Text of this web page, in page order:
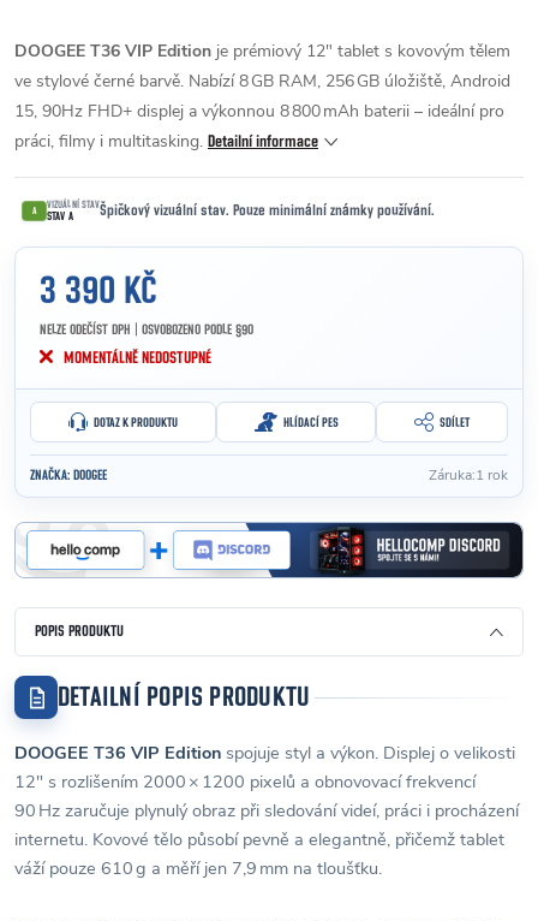
DOOGEE T36 VIP Edition je prémiový 12″ tablet s kovovým tělem
ve stylové černé barvě. Nabízí 8 GB RAM, 256 GB úložiště, Android
15, 90Hz FHD+ displej a výkonnou 8 800 mAh baterii – ideální pro
práci, filmy i multitasking. Detailní informace
A VIZUÁLNÍ STAV
STAV A Špičkový vizuální stav. Pouze minimální známky používání.
3 390 KČ
NELZE ODEČÍST DPH | OSVOBOZENO PODLE §90
Měrná cena:
MOMENTÁLNĚ NEDOSTUPNÉ
DOTAZ K PRODUKTU HLÍDACÍ PES SDÍLET
ZNAČKA: DOOGEE Záruka:1 rok
POPIS PRODUKTU
DETAILNÍ POPIS PRODUKTU
DOOGEE T36 VIP Edition spojuje styl a výkon. Displej o velikosti
12″ s rozlišením 2000 × 1200 pixelů a obnovovací frekvencí
90 Hz zaručuje plynulý obraz při sledování videí, práci i procházení
internetu. Kovové tělo působí pevně a elegantně, přičemž tablet
váží pouze 610 g a měří jen 7,9 mm na tloušťku.